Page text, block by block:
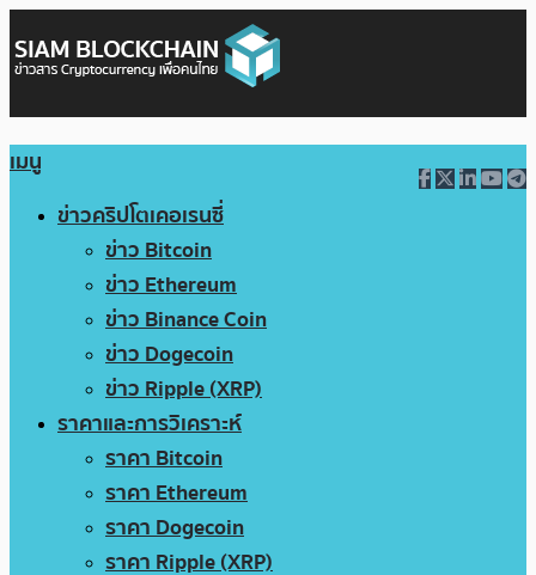
เมนู
ข่าวคริปโตเคอเรนซี่
ข่าว Bitcoin
ข่าว Ethereum
ข่าว Binance Coin
ข่าว Dogecoin
ข่าว Ripple (XRP)
ราคาและการวิเคราะห์
ราคา Bitcoin
ราคา Ethereum
ราคา Dogecoin
ราคา Ripple (XRP)